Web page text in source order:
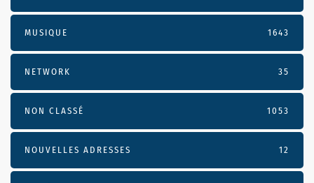
MUSIQUE 1643
NETWORK 35
NON CLASSÉ 1053
NOUVELLES ADRESSES 12